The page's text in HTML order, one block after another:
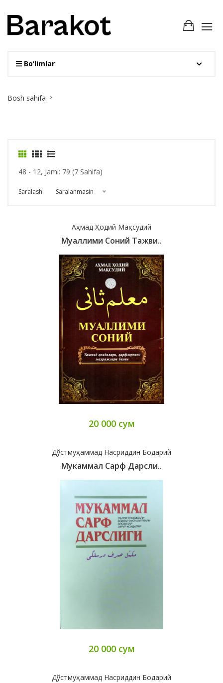
Bo‘limlar
Breadcrumb
Bosh sahifa
48 - 12, Jami: 79 (7 Sahifa)
Saralash: Saralanmasin
Аҳмад Ҳодий Мақсудий
Муаллими Соний Тажви..
20 000 сум
Дўстмуҳаммад Насриддин Бодарий
Мукаммал Сарф Дарсли..
20 000 сум
Дўстмуҳаммад Насриддин Бодарий